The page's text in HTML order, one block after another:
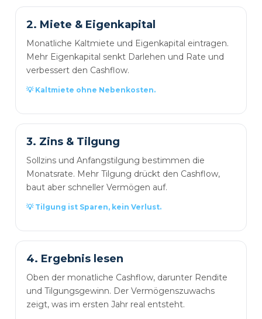
2. Miete & Eigenkapital
Monatliche Kaltmiete und Eigenkapital eintragen.
Mehr Eigenkapital senkt Darlehen und Rate und
verbessert den Cashflow.
💡 Kaltmiete ohne Nebenkosten.
3. Zins & Tilgung
Sollzins und Anfangstilgung bestimmen die
Monatsrate. Mehr Tilgung drückt den Cashflow,
baut aber schneller Vermögen auf.
💡 Tilgung ist Sparen, kein Verlust.
4. Ergebnis lesen
Oben der monatliche Cashflow, darunter Rendite
und Tilgungsgewinn. Der Vermögenszuwachs
zeigt, was im ersten Jahr real entsteht.